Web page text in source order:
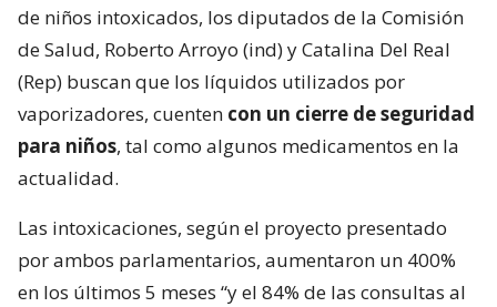
de niños intoxicados, los diputados de la Comisión
de Salud, Roberto Arroyo (ind) y Catalina Del Real
(Rep) buscan que los líquidos utilizados por
vaporizadores, cuenten con un cierre de seguridad
para niños, tal como algunos medicamentos en la
actualidad.
Las intoxicaciones, según el proyecto presentado
por ambos parlamentarios, aumentaron un 400%
en los últimos 5 meses “y el 84% de las consultas al